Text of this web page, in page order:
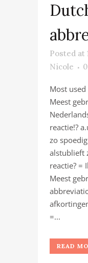
Posted at
Nicole
Most
Meest
reactie!?
zo
alstublieft
reactie? =
Meest
=...
READ